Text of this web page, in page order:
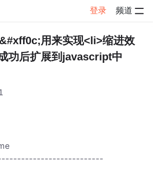
登录 频道
帖子详情
用来实现<li>缩进效
功后扩展到javascript中